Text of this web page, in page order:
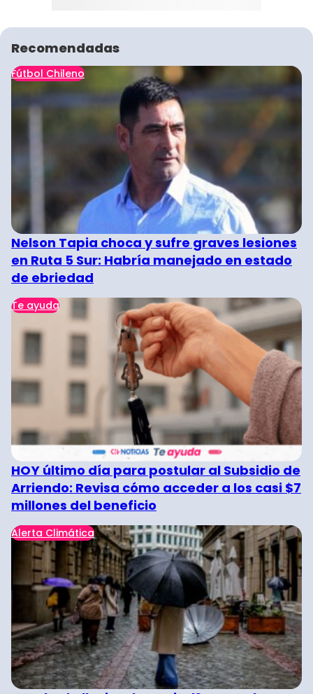
Recomendadas
Fútbol Chileno
Nelson Tapia choca y sufre graves lesiones
en Ruta 5 Sur: Habría manejado en estado
de ebriedad
Te ayuda
HOY último día para postular al Subsidio de
Arriendo: Revisa cómo acceder a los casi $7
millones del beneficio
Alerta Climática